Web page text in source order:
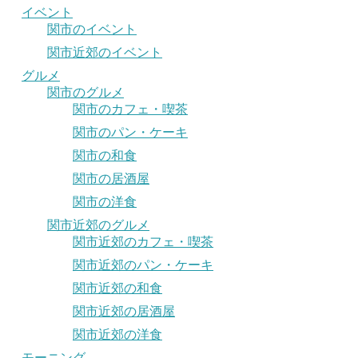
イベント
関市のイベント
関市近郊のイベント
グルメ
関市のグルメ
関市のカフェ・喫茶
関市のパン・ケーキ
関市の和食
関市の居酒屋
関市の洋食
関市近郊のグルメ
関市近郊のカフェ・喫茶
関市近郊のパン・ケーキ
関市近郊の和食
関市近郊の居酒屋
関市近郊の洋食